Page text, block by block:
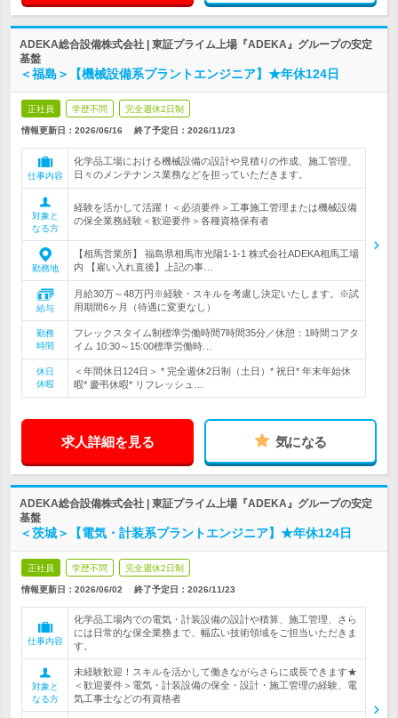
ADEKA総合設備株式会社 | 東証プライム上場『ADEKA』グループの安定
基盤
＜福島＞【機械設備系プラントエンジニア】★年休124日
正社員 学歴不問 完全週休2日制
情報更新日：2026/06/16 終了予定日： 2026/11/23
仕事内容
化学品工場における機械設備の設計や見積りの作成、施工管理、
日々のメンテナンス業務などを担っていただきます。
対象と
なる方
経験を活かして活躍！＜必須要件＞工事施工管理または機械設備
の保全業務経験＜歓迎要件＞各種資格保有者
勤務地
【相馬営業所】 福島県相馬市光陽1-1-1 株式会社ADEKA相馬工場
内 【雇い入れ直後】上記の事…
給与
月給30万～48万円※経験・スキルを考慮し決定いたします。※試
用期間6ヶ月（待遇に変更なし）
勤務
時間
フレックスタイム制標準労働時間7時間35分／休憩：1時間コアタ
イム 10:30～15:00標準労働時…
休日
休暇
＜年間休日124日＞ * 完全週休2日制（土日）* 祝日* 年末年始休
暇* 慶弔休暇* リフレッシュ…
求人詳細を見る 気になる
ADEKA総合設備株式会社 | 東証プライム上場『ADEKA』グループの安定
基盤
＜茨城＞【電気・計装系プラントエンジニア】★年休124日
正社員 学歴不問 完全週休2日制
情報更新日：2026/06/02 終了予定日： 2026/11/23
仕事内容
化学品工場内での電気・計装設備の設計や積算、施工管理、さら
には日常的な保全業務まで、幅広い技術領域をご担当いただきま
す。
対象と
なる方
未経験歓迎！スキルを活かして働きながらさらに成長できます★
＜歓迎要件＞電気・計装設備の保全・設計・施工管理の経験、電
気工事士などの有資格者